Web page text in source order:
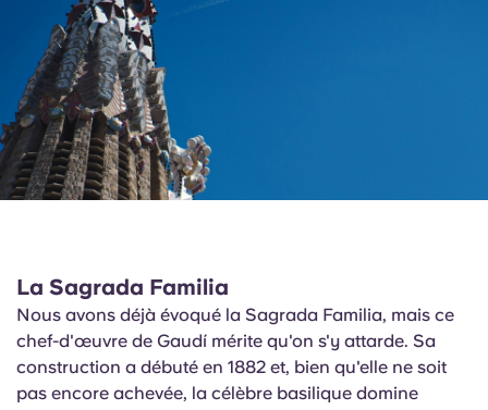
La Sagrada Familia
Nous avons déjà évoqué la Sagrada Familia, mais ce
chef-d'œuvre de Gaudí mérite qu'on s'y attarde. Sa
construction a débuté en 1882 et, bien qu'elle ne soit
pas encore achevée, la célèbre basilique domine